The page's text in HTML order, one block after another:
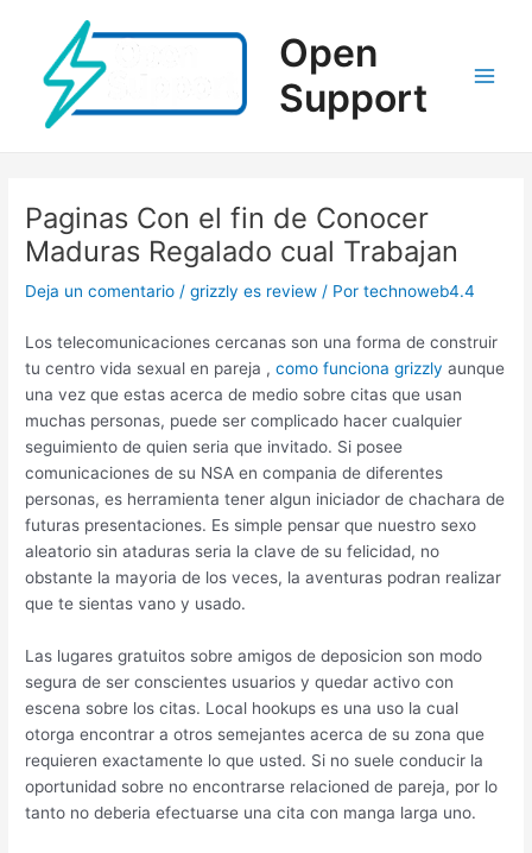
contenido
Open
Support
Paginas Con el fin de Conocer
Maduras Regalado cual Trabajan
Deja un comentario /grizzly es review / Portechnoweb4.4
Los telecomunicaciones cercanas son una forma de construir
tu centro vida sexual en pareja ,como funciona grizzly aunque
una vez que estas acerca de medio sobre citas que usan
muchas personas, puede ser complicado hacer cualquier
seguimiento de quien seri­a que invitado. Si posee
comunicaciones de su NSA en compania de diferentes
personas, es herramienta tener algun iniciador de chachara de
futuras presentaciones. Es simple pensar que nuestro sexo
aleatorio sin ataduras seri­a la clave de su felicidad, no
obstante la mayoria de los veces, la aventuras podran realizar
que te sientas vano y usado.
Las lugares gratuitos sobre amigos de deposicion son modo
segura de ser conscientes usuarios y quedar activo con
escena sobre los citas. Local hookups es una uso la cual
otorga encontrar a otros semejantes acerca de su zona que
requieren exactamente lo que usted. Si no suele conducir la
oportunidad sobre no encontrarse relacioned de pareja, por lo
tanto no deberia efectuarse una cita con manga larga uno.